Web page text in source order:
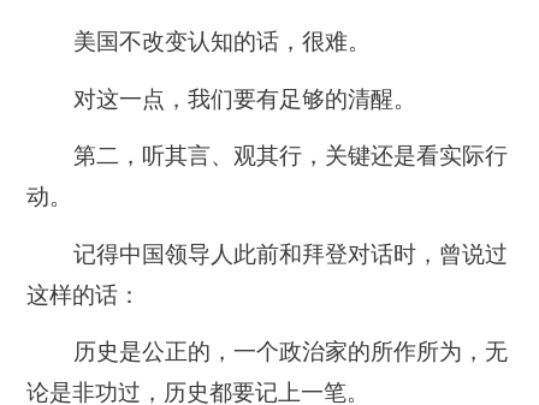
美国不改变认知的话，很难。
对这一点，我们要有足够的清醒。
第二，听其言、观其行，关键还是看实际行
动。
记得中国领导人此前和拜登对话时，曾说过
这样的话：
历史是公正的，一个政治家的所作所为，无
论是非功过，历史都要记上一笔。